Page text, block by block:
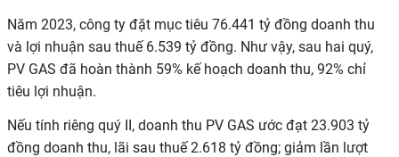
Năm 2023, công ty đặt mục tiêu 76.441 tỷ đồng doanh thu
và lợi nhuận sau thuế 6.539 tỷ đồng. Như vậy, sau hai quý,
PV GAS đã hoàn thành 59% kế hoạch doanh thu, 92% chỉ
tiêu lợi nhuận.
Nếu tính riêng quý II, doanh thu PV GAS ước đạt 23.903 tỷ
đồng doanh thu, lãi sau thuế 2.618 tỷ đồng; giảm lần lượt